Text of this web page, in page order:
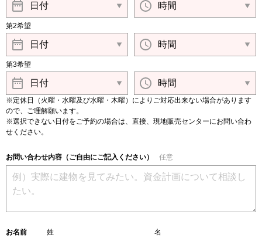
第2希望
第3希望
※定休日（火曜・水曜及び水曜・木曜）によりご対応出来ない場合があります
ので、ご理解願います。
※選択できない日付をご予約の場合は、直接、現地販売センターにお問い合わ
せください。
お問い合わせ内容（ご自由にご記入ください） 任意
お名前
姓 名